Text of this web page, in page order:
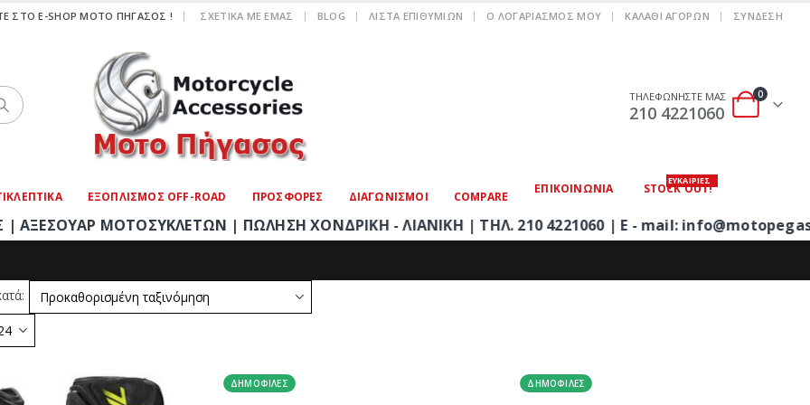
ΣΤΟ E-SHOP ΜΟΤΟ ΠΗΓΑΣΟΣ ! | ΣΧΕΤΙΚΆ ΜΕ ΕΜΆΣ BLOG ΛΊΣΤΑ ΕΠΙΘΥΜΙΏΝ Ο ΛΟΓΑΡΙΑΣΜΌΣ ΜΟΥ ΚΑΛΆΘΙ ΑΓΟΡΏΝ ΣΎΝΔΕΣΗ
ΤΗΛΕΦΩΝΗΣΤΕ ΜΑΣ
210 4221060
0
ΕΞΟΠΛΙΣΜΟΣ OFF-ROAD ΠΡΟΣΦΟΡΕΣ ΔΙΑΓΩΝΙΣΜΟΙ COMPARE
ΕΠΙΚΟΙΝΩΝΊΑ STOCK OUT!
ΕΥΚΑΙΡΙΕΣ
ΜΟΤΟΣΥΚΛΕΤΩΝ | ΠΩΛΗΣΗ ΧΟΝΔΡΙΚΗ - ΛΙΑΝΙΚΗ | ΤΗΛ. 210 4221060 | E - mail: info@motopegasus.com |
ΔΗΜΟΦΙΛΈΣ ΔΗΜΟΦΙΛΈΣ